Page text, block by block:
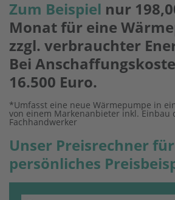
Zum Beispiel nur
Monat für eine
zzgl. verbrauchter
Bei
16.500 Euro.
*Umfasst eine neue Wärmepumpe in
von einem Markenanbieter inkl. Einbau
Fachhandwerker
Unser Preisrechner
persönliches